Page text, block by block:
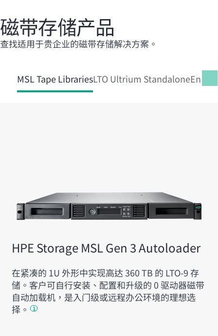
磁带存储产品
查找适用于贵企业的磁带存储解决方案。
MSL Tape LibrariesLTO Ultrium Standalone
HPE Storage MSL Gen 3 Autoloader
在紧凑的 1U 外形中实现高达 360 TB 的 LTO-9 存
储。客户可自行安装、配置和升级的 0 驱动器磁带
自动加载机，是入门级或远程办公环境的理想选
择。
1